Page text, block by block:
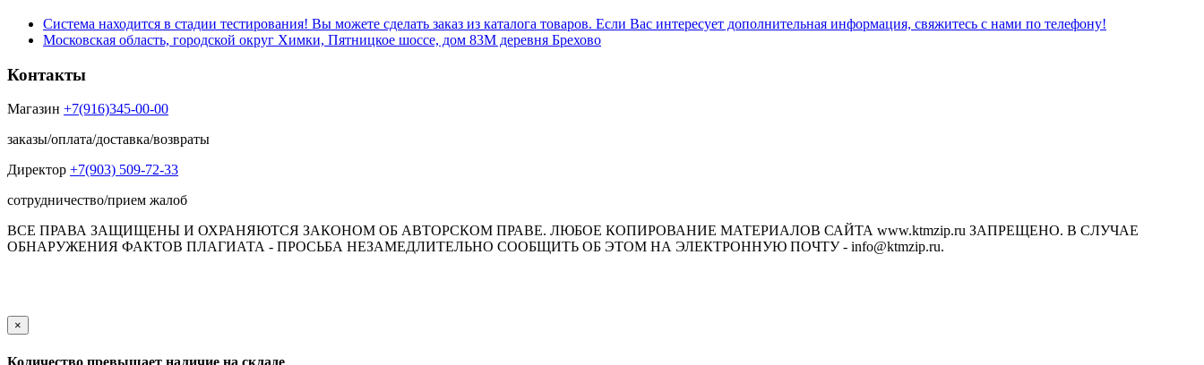
Система находится в стадии тестирования! Вы можете сделать заказ из каталога товаров. Если Вас интересует дополнительная информация, свяжитесь с нами по телефону!
Московская область, городской округ Химки, Пятницкое шоссе, дом 83М деревня Брехово
Контакты
Магазин +7(916)345-00-00
заказы/оплата/доставка/возвраты
Директор +7(903) 509-72-33
сотрудничество/прием жалоб
ВСЕ ПРАВА ЗАЩИЩЕНЫ И ОХРАНЯЮТСЯ ЗАКОНОМ ОБ АВТОРСКОМ ПРАВЕ. ЛЮБОЕ КОПИРОВАНИЕ МАТЕРИАЛОВ САЙТА www.ktmzip.ru ЗАПРЕЩЕНО. В СЛУЧАЕ
ОБНАРУЖЕНИЯ ФАКТОВ ПЛАГИАТА - ПРОСЬБА НЕЗАМЕДЛИТЕЛЬНО СООБЩИТЬ ОБ ЭТОМ НА ЭЛЕКТРОННУЮ ПОЧТУ - info@ktmzip.ru.
×
Количество превышает наличие на складе